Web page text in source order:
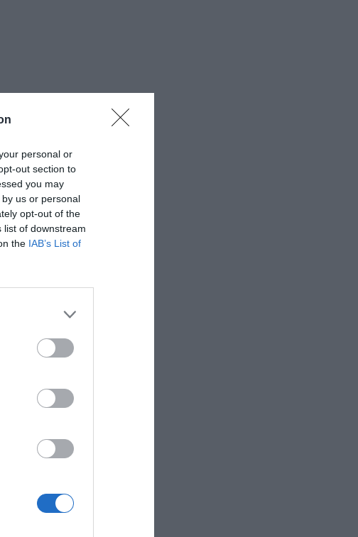
personal or
out section to
you may
us or personal
opt-out of the
list of downstream
the IAB’s List of